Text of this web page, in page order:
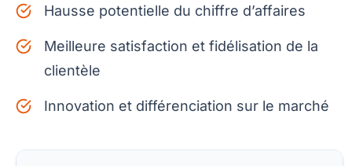
Hausse potentielle du chiffre d’affaires
Meilleure satisfaction et fidélisation de la
clientèle
Innovation et différenciation sur le marché